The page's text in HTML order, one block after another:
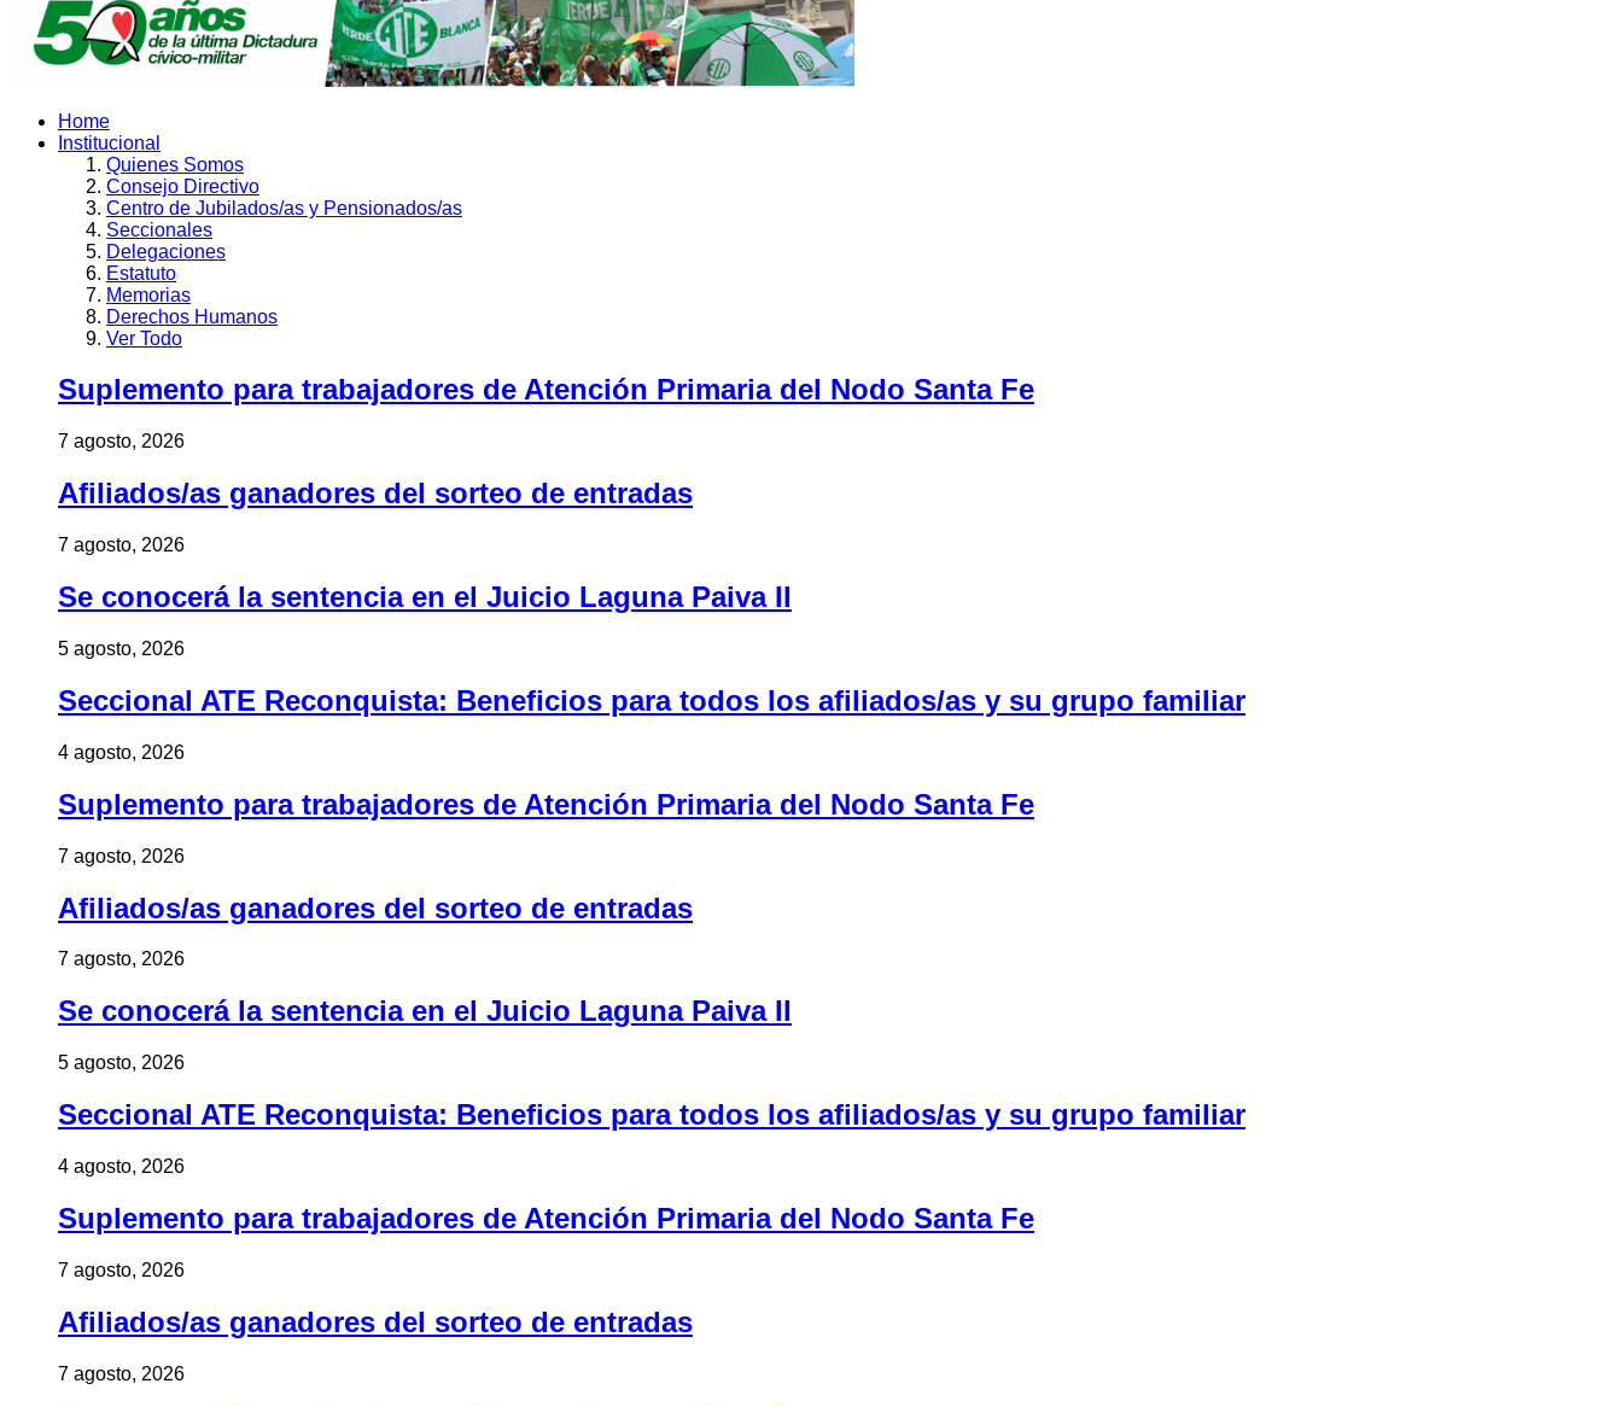
Home
Institucional
Quienes Somos
Consejo Directivo
Centro de Jubilados/as y Pensionados/as
Seccionales
Delegaciones
Estatuto
Memorias
Derechos Humanos
Ver Todo
Suplemento para trabajadores de Atención Primaria del Nodo Santa Fe
7 agosto, 2026
Afiliados/as ganadores del sorteo de entradas
7 agosto, 2026
Se conocerá la sentencia en el Juicio Laguna Paiva II
5 agosto, 2026
Seccional ATE Reconquista: Beneficios para todos los afiliados/as y su grupo familiar
4 agosto, 2026
Suplemento para trabajadores de Atención Primaria del Nodo Santa Fe
7 agosto, 2026
Afiliados/as ganadores del sorteo de entradas
7 agosto, 2026
Se conocerá la sentencia en el Juicio Laguna Paiva II
5 agosto, 2026
Seccional ATE Reconquista: Beneficios para todos los afiliados/as y su grupo familiar
4 agosto, 2026
Suplemento para trabajadores de Atención Primaria del Nodo Santa Fe
7 agosto, 2026
Afiliados/as ganadores del sorteo de entradas
7 agosto, 2026